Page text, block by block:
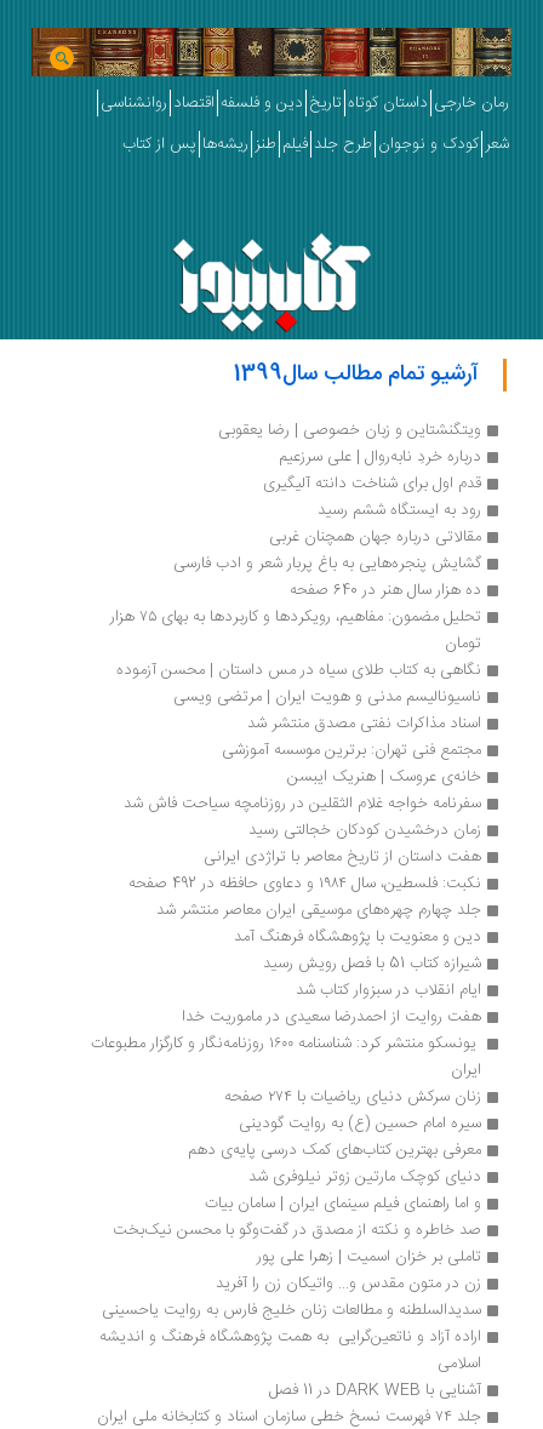
رمان خارجی داستان کوتاه تاریخ دین و فلسفه اقتصاد روانشناسی
شعر کودک و نوجوان طرح جلد فیلم طنز ریشه‌ها پس از کتاب
آرشیو تمام مطالب سال1399
ویتگنشتاین و زبان خصوصی | رضا یعقوبی
درباره خردِ نابه‌روال | علی سرزعیم
قدم اول برای شناخت دانته آلیگیری
رود به ایستگاه ششم رسید
مقالاتی درباره جهان همچنان غربی
گشایش پنجره‌هایی به باغ پربار شعر و ادب فارسی
ده هزار سال هنر در 640 صفحه
تومان
نگاهی به کتاب طلای سیاه در مس داستان | محسن آزموده
ناسیونالیسم مدنی و هویت ایران | مرتضی ویسی
اسناد مذاکرات نفتی مصدق منتشر شد
مجتمع فنی تهران: برترین موسسه آموزشی
خانه‌ی عروسک | هنریک ایبسن
سفرنامه خواجه غلام الثقلین در روزنامچه سیاحت فاش شد
زمان درخشیدن کودکان خجالتی رسید
هفت داستان از تاریخ معاصر با تراژدی ایرانی
نکبت: فلسطین، سال ۱۹۸۴ و دعاوی حافظه در 492 صفحه
جلد چهارم چهره‌های موسیقی ایران معاصر منتشر شد
دین و معنویت با پژوهشگاه فرهنگ آمد
شیرازه کتاب 51 با فصل رویش رسید
ایام انقلاب در سبزوار کتاب شد
هفت روایت از احمدرضا سعیدی در ماموریت خدا
ایران
زنان سرکش دنیای ریاضیات با ۲۷۴ صفحه
سیره‌ امام حسین (ع) به روایت گودینی
معرفی بهترین کتاب‌های کمک درسی پایه‌ی دهم
دنیای کوچک مارتین زوتر نیلوفری شد
و اما راهنمای فیلم سینمای ایران | سامان بیات
صد خاطره و نکته از مصدق در گفت‌وگو با محسن نیک‌بخت
تاملی بر خزان اسمیت | زهرا علی پور
زن در متون مقدس و... واتیکان زن را آفرید
سدیدالسلطنه و مطالعات زنان خلیج فارس به روایت یاحسینی
اسلامی‌
آشنایی با DARK WEB در 11 فصل